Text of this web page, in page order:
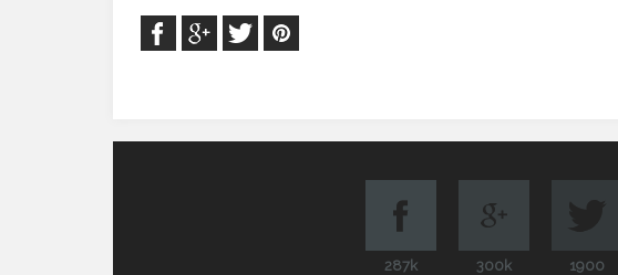
287k
300k
1900